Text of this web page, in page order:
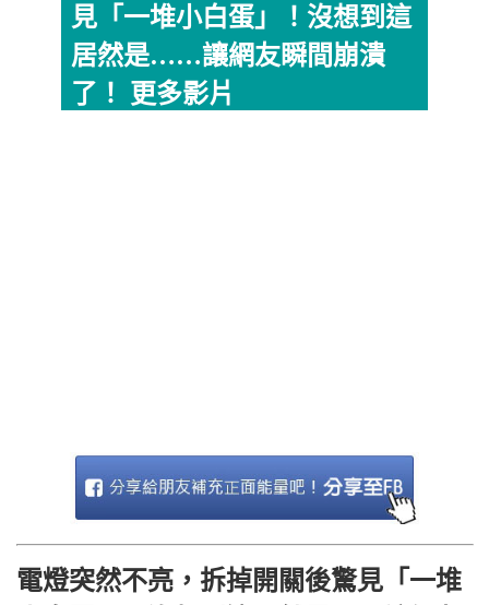
見「一堆小白蛋」！沒想到這
居然是……讓網友瞬間崩潰
了！ 更多影片
電燈突然不亮，拆掉開關後驚見「一堆